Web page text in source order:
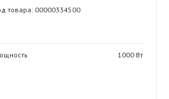
товара: 00000334500
1000 Вт